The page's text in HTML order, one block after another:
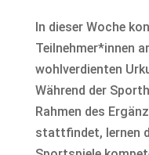
In dieser Woche
Teilnehmer*innen
wohlverdienten
Während der
Rahmen des
stattfindet, lernen